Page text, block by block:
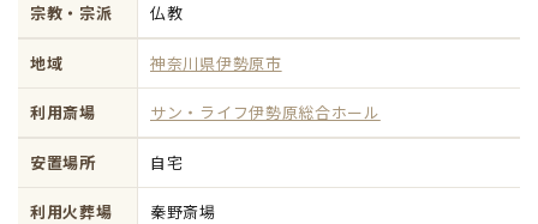
宗教・宗派 仏教
地域 神奈川県伊勢原市
利用斎場 サン・ライフ伊勢原総合ホール
安置場所 自宅
利用火葬場 秦野斎場